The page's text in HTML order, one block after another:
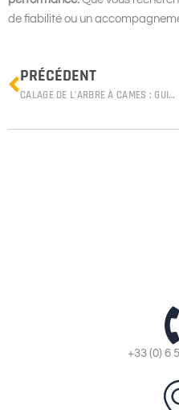
de fiabilité ou un
Prev
PRÉCÉDENT
CALAGE DE L’ARBRE À CAMES : GUIDE POUR GARANTIR UN BON JEU ENTRE SOUPAPES ET PISTONS
+33 (0) 6